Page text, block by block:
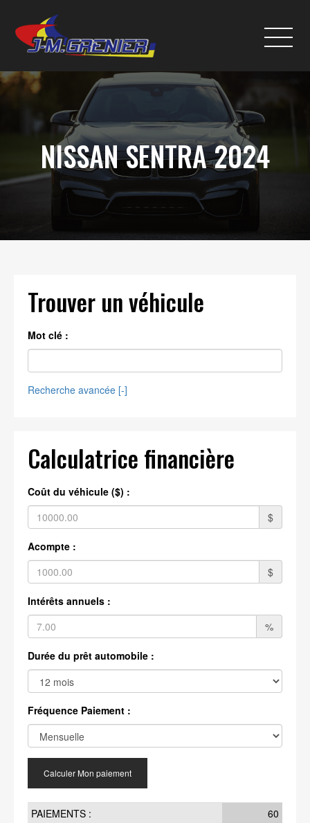
NISSAN SENTRA 2024
Trouver un véhicule
Mot clé :
Recherche avancée [-]
Calculatrice financière
Coût du véhicule ($) :
$
Acompte :
$
Intérêts annuels :
%
Durée du prêt automobile :
Fréquence Paiement :
Calculer Mon paiement
PAIEMENTS :
60